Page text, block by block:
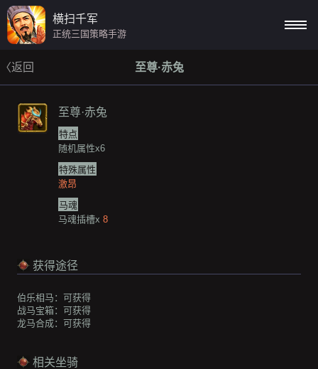
横扫千军
正统三国策略手游
〈返回 至尊·赤兔
至尊·赤兔
特点
随机属性x6
特殊属性
激昂
马魂
马魂插槽x 8
获得途径
伯乐相马： 可获得
战马宝箱： 可获得
龙马合成： 可获得
相关坐骑